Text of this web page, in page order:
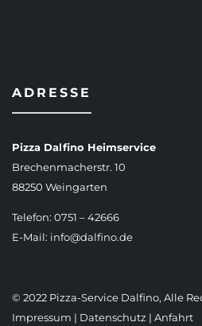
ADRESSE
Pizza Dalfino Heimservice
Brechenmacherstr. 10
88250 Weingarten
Telefon: 0751 – 42666
E-Mail: info@dalfino.de
© 2022 Pizza-Service Dalfino, Alle
Impressum | Datenschutz | Anfahrt